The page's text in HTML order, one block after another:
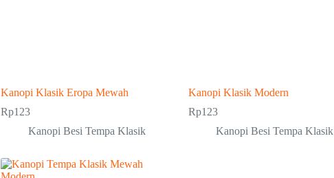
Kanopi Klasik Eropa Mewah
Rp123
Kanopi Besi Tempa Klasik
Kanopi Klasik Modern
Rp123
Kanopi Besi Tempa Klasik